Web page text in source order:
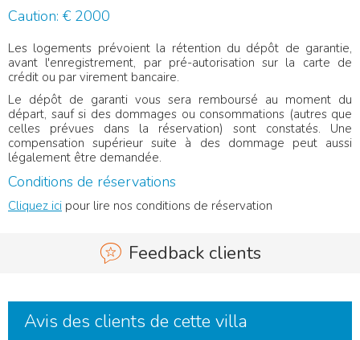
Caution: € 2000
Les logements prévoient la rétention du dépôt de garantie,
avant l'enregistrement, par pré-autorisation sur la carte de
crédit ou par virement bancaire.
Le dépôt de garanti vous sera remboursé au moment du
départ, sauf si des dommages ou consommations (autres que
celles prévues dans la réservation) sont constatés. Une
compensation supérieur suite à des dommage peut aussi
légalement être demandée.
Conditions de réservations
Cliquez ici pour lire nos conditions de réservation
Feedback clients
Avis des clients de cette villa